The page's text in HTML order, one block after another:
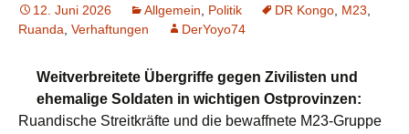
12. Juni 2026 Allgemein Politik DR Kongo M23
Ruanda Verhaftungen DerYoyo74
Weitverbreitete Übergriffe gegen Zivilisten und
ehemalige Soldaten in wichtigen Ostprovinzen:
Ruandische Streitkräfte und die bewaffnete M23-Gruppe